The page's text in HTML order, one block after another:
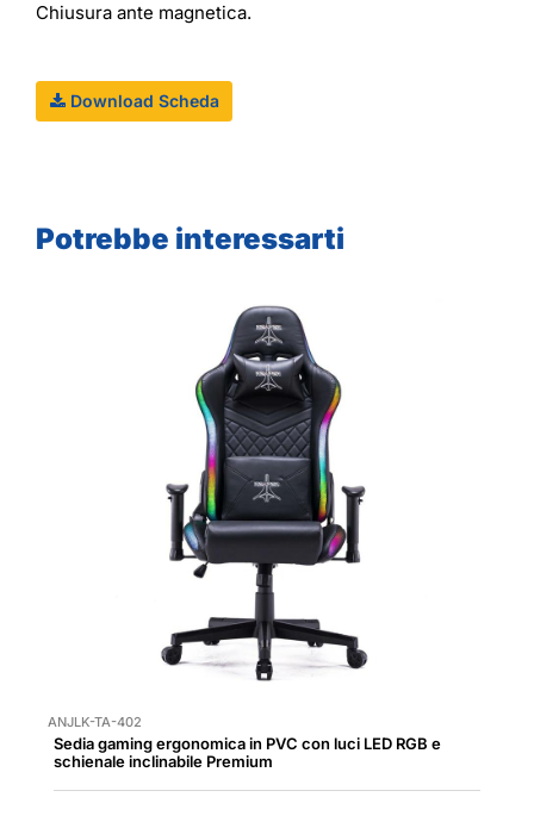
Chiusura ante magnetica.
Download Scheda
Potrebbe interessarti
ANJLK-TA-402
Sedia gaming ergonomica in PVC con luci LED RGB e
schienale inclinabile Premium